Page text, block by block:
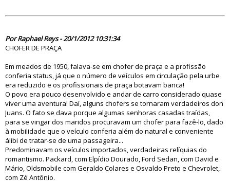
Por Raphael Reys - 20/1/2012 10:31:34
CHOFER DE PRAÇA
Em meados de 1950, falava-se em chofer de praça e a profissão
conferia status, já que o número de veículos em circulação pela urbe
era reduzido e os profissionais de praça botavam banca!
O povo era pouco desenvolvido e andar de carro considerado quase
viver uma aventura! Daí, alguns chofers se tornaram verdadeiros don
Juans. O fato se dava porque algumas senhoras casadas traídas,
para se vingar dos maridos procuravam um chofer para fazê-lo, dado
à mobilidade que o veículo conferia além do natural e conveniente
álibi de tratar-se de uma passageira...
Predominavam os veículos importados, verdadeiras relíquias do
romantismo. Packard, com Elpídio Dourado, Ford Sedan, com David e
Mário, Oldsmobile com Geraldo Colares e Osvaldo Preto e Chevrolet,
com Zé Antônio.